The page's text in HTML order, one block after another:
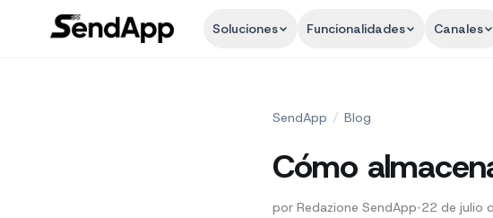
Soluciones Funcionalidades Canales
SendApp / Blog
Cómo
por Redazione SendApp•22 de julio